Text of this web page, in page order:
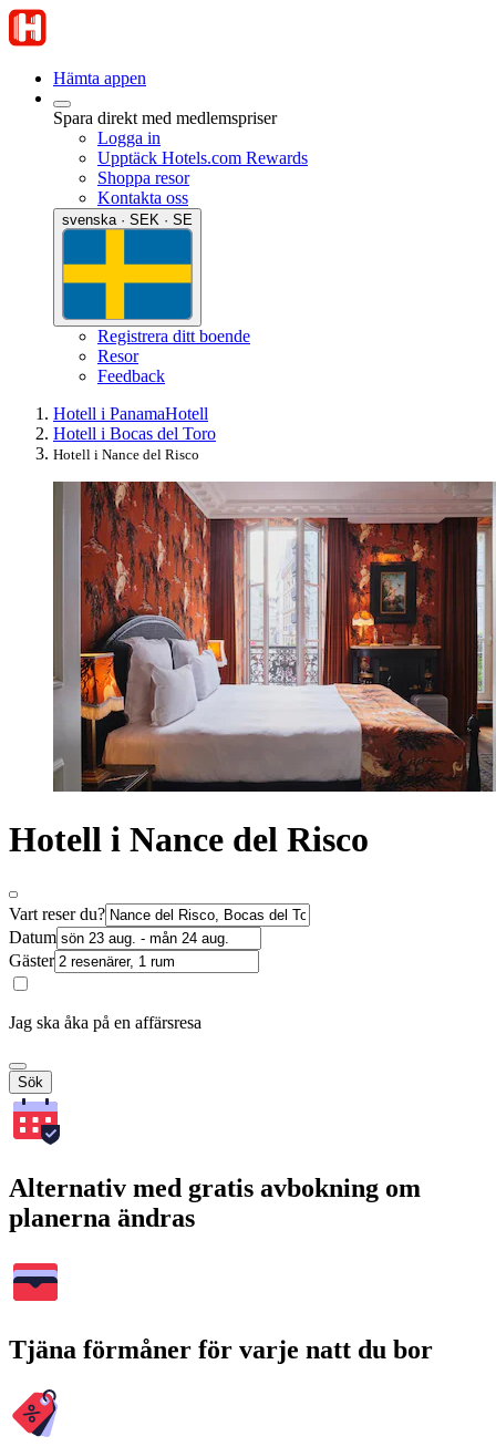
Hämta appen
Spara direkt med medlemspriser
Logga in
Upptäck Hotels.com Rewards
Shoppa resor
Kontakta oss
svenska · SEK · SE
Registrera ditt boende
Resor
Feedback
Hotell i PanamaHotell
Hotell i Bocas del Toro
Hotell i Nance del Risco
Hotell i Nance del Risco
Vart reser du?
Datum
Gäster
Jag ska åka på en affärsresa
Sök
Alternativ med gratis avbokning om
planerna ändras
Tjäna förmåner för varje natt du bor